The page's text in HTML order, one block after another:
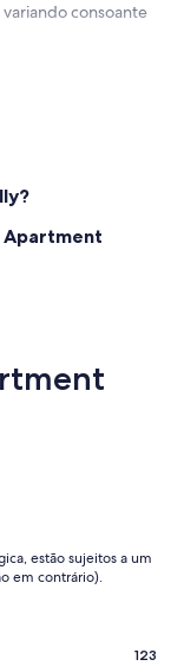
consoante
Apartment
estão sujeitos a um
em contrário).
123